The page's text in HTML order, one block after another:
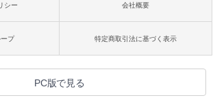
シー 会社概要
プ 特定商取引法に基づく表示
PC版で見る